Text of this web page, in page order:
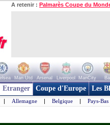
A retenir : Palmarès Coupe du
Man Utd Arsenal Liverpool ManCity
Etranger Coupe d'Europe Les
| Allemagne | Belgique | Pays-Bas